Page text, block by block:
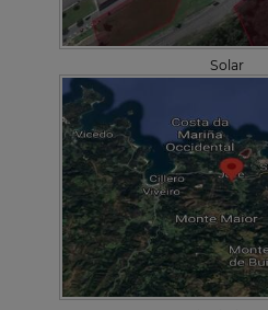
Solar